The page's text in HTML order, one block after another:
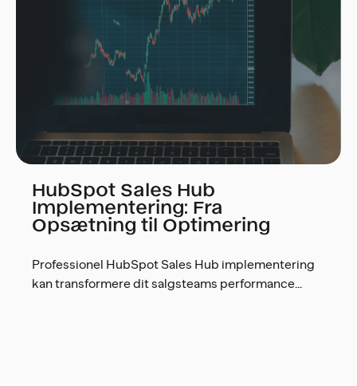
HubSpot Sales Hub
Implementering: Fra
Opsætning til Optimering
Professionel HubSpot Sales Hub implementering
kan transformere dit salgsteams performance...